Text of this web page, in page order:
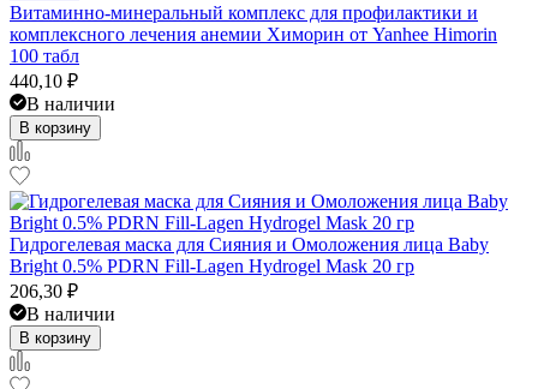
Витаминно-минеральный комплекс для профилактики и
комплексного лечения анемии Химорин от Yanhee Himorin
100 табл
440,10 ₽
В наличии
В корзину
Гидрогелевая маска для Сияния и Омоложения лица Baby
Bright 0.5% PDRN Fill-Lagen Hydrogel Mask 20 гр
206,30 ₽
В наличии
В корзину